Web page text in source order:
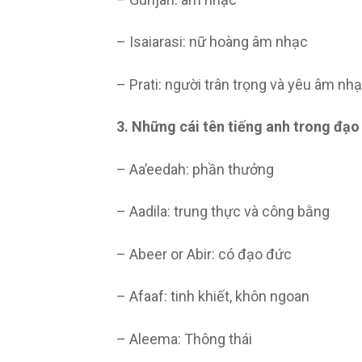
– Isaiarasi: nữ hoàng âm nhạc
– Prati: người trân trọng và yêu âm
3. Những cái tên tiếng anh trong đạo
– Aa’eedah: phần thưởng
– Aadila: trung thực và công bằng
– Abeer or Abir: có đạo đức
– Afaaf: tinh khiết, khôn ngoan
– Aleema: Thông thái